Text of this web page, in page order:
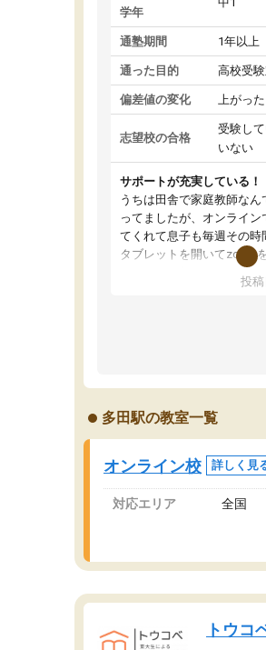
学年
通塾期間 1年以上
通った目的 高校受
偏差値の変化 上がった
志望校の合格
受験し
いない
サポートが充実している！
うちは田舎で家庭教師な
ってましたが、オンライン
てくれて息子も毎週その時
タブレットを開いてzoom
ました！5科目なんでもOK
投稿
多田駅の教室一覧
オンライン校 詳しく見
対応エリア 全国
トウコ